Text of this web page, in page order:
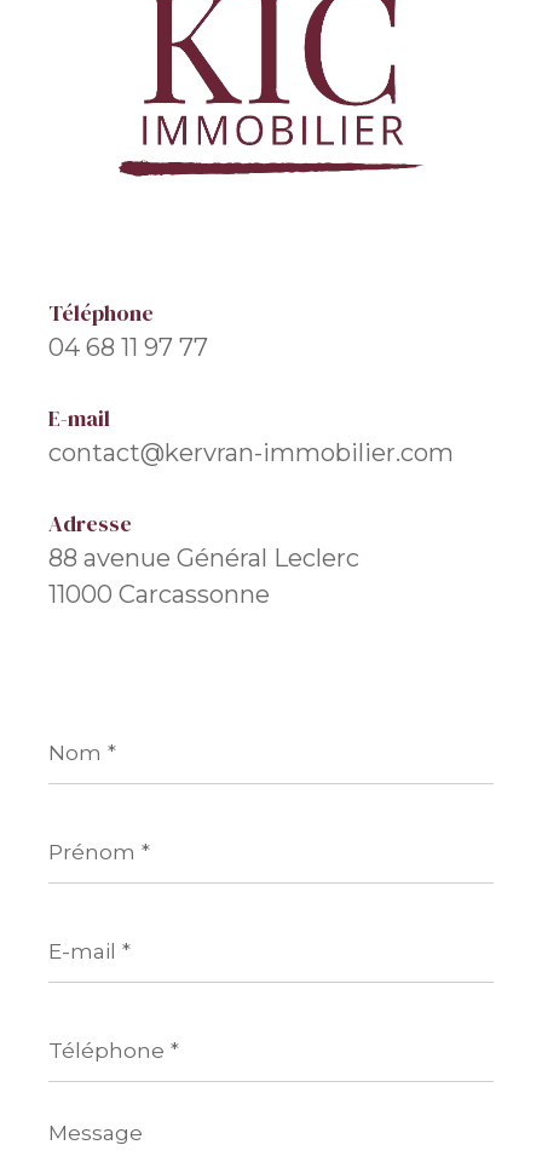
Téléphone
04 68 11 97 77
E-mail
contact@kervran-immobilier.com
Adresse
88 avenue Général Leclerc
11000 Carcassonne
*
*
mail
*
*
Message
*